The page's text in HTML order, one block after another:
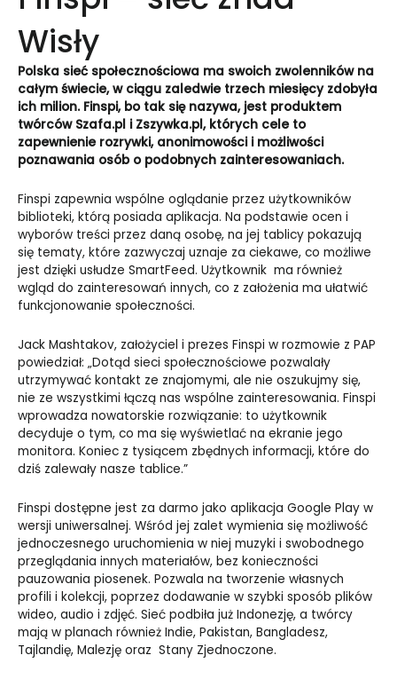
Wisły
Polska sieć społecznościowa ma swoich zwolenników na
całym świecie, w ciągu zaledwie trzech miesięcy zdobyła
ich milion. Finspi, bo tak się nazywa, jest produktem
twórców Szafa.pl i Zszywka.pl, których cele to
zapewnienie rozrywki, anonimowości i możliwości
poznawania osób o podobnych zainteresowaniach.
Finspi zapewnia wspólne oglądanie przez użytkowników
biblioteki, którą posiada aplikacja. Na podstawie ocen i
wyborów treści przez daną osobę, na jej tablicy pokazują
się tematy, które zazwyczaj uznaje za ciekawe, co możliwe
jest dzięki usłudze SmartFeed. Użytkownik ma również
wgląd do zainteresowań innych, co z założenia ma ułatwić
funkcjonowanie społeczności.
Jack Mashtakov, założyciel i prezes Finspi w rozmowie z PAP
powiedział: „Dotąd sieci społecznościowe pozwalały
utrzymywać kontakt ze znajomymi, ale nie oszukujmy się,
nie ze wszystkimi łączą nas wspólne zainteresowania. Finspi
wprowadza nowatorskie rozwiązanie: to użytkownik
decyduje o tym, co ma się wyświetlać na ekranie jego
monitora. Koniec z tysiącem zbędnych informacji, które do
dziś zalewały nasze tablice.”
Finspi dostępne jest za darmo jako aplikacja Google Play w
wersji uniwersalnej. Wśród jej zalet wymienia się możliwość
jednoczesnego uruchomienia w niej muzyki i swobodnego
przeglądania innych materiałów, bez konieczności
pauzowania piosenek. Pozwala na tworzenie własnych
profili i kolekcji, poprzez dodawanie w szybki sposób plików
wideo, audio i zdjęć. Sieć podbiła już Indonezję, a twórcy
mają w planach również Indie, Pakistan, Bangladesz,
Tajlandię, Malezję oraz Stany Zjednoczone.